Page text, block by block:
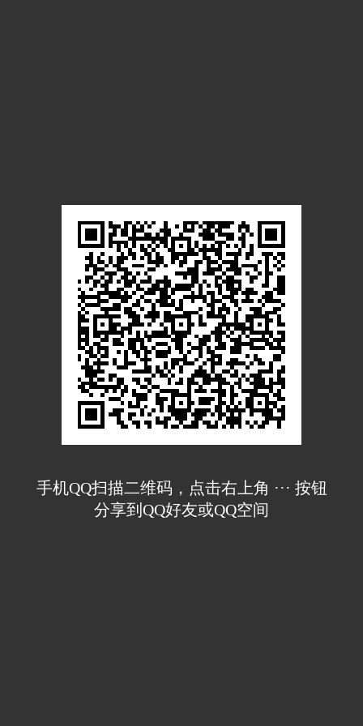
手机QQ扫描二维码，点击右上角 ··· 按钮
分享到QQ好友或QQ空间